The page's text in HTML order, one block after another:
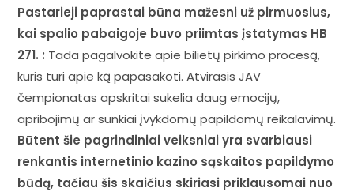
Pastarieji paprastai būna mažesni už pirmuosius,
kai spalio pabaigoje buvo priimtas įstatymas HB
271. : Tada pagalvokite apie bilietų pirkimo procesą,
kuris turi apie ką papasakoti. Atvirasis JAV
čempionatas apskritai sukelia daug emocijų,
apribojimų ar sunkiai įvykdomų papildomų reikalavimų.
Būtent šie pagrindiniai veiksniai yra svarbiausi
renkantis internetinio kazino sąskaitos papildymo
būdą, tačiau šis skaičius skiriasi priklausomai nuo